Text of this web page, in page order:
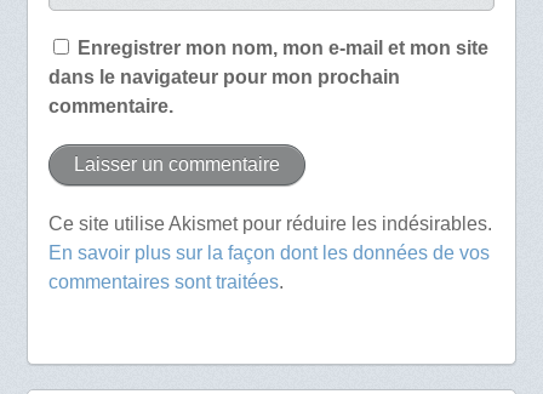
Enregistrer mon nom, mon e-mail et mon site
dans le navigateur pour mon prochain
commentaire.
Ce site utilise Akismet pour réduire les indésirables.
En savoir plus sur la façon dont les données de vos
commentaires sont traitées.